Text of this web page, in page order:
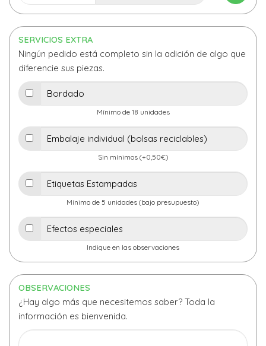
SERVICIOS EXTRA
Ningún pedido está completo sin la adición de algo que
diferencie sus piezas.
Mínimo de 18 unidades
Sin mínimos (+0,50€)
Mínimo de 5 unidades (bajo presupuesto)
Indique en las observaciones
OBSERVACIONES
¿Hay algo más que necesitemos saber? Toda la
información es bienvenida.